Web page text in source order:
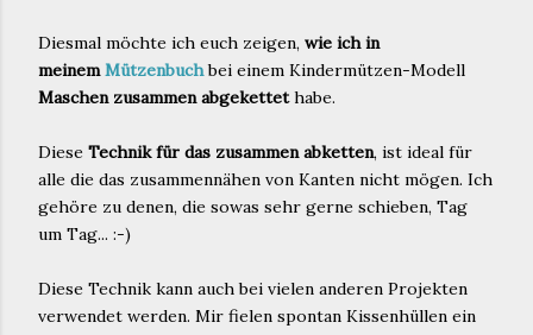
Diesmal möchte ich euch zeigen, wie ich in
meinemMützenbuchbei einem Kindermützen-Modell
Maschen zusammen abgekettethabe.
Diese Technik für das zusammen abketten, ist ideal für
alle die das zusammennähen von Kanten nicht mögen. Ich
gehöre zu denen, die sowas sehr gerne schieben, Tag
um Tag... :-)
Diese Technik kann auch bei vielen anderen Projekten
verwendet werden. Mir fielen spontan Kissenhüllen ein